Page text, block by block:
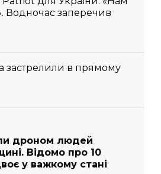
Водночас заперечив
застрелили в прямому
дроном людей
Відомо про 10
у важкому стані